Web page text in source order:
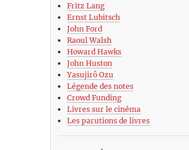
Fritz Lang
Ernst Lubitsch
John Ford
Raoul Walsh
Howard Hawks
John Huston
Yasujirô Ozu
Légende des notes
Crowd Funding
Livres sur le cinéma
Les parutions de livres